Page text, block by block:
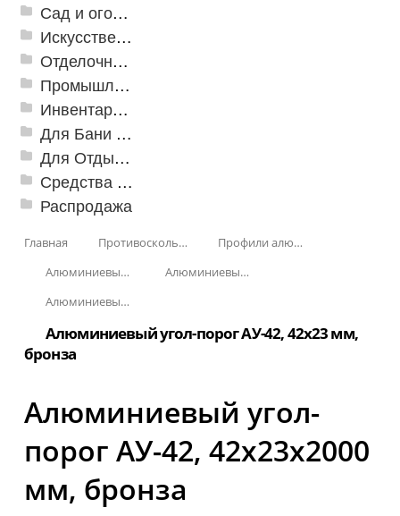
Сад и огород
Искусственная трава
Отделочные профили
Промышленный текстиль
Инвентарь для клининга
Для Бани и Сауны
Для Отдыха и Пикника
Средства от насекомых и садовых вредителей
Распродажа
Главная Противоскользящая защита для лестниц, профили, ленты
Профили алюминиевые с резиновой вставкой
Алюминиевый угол-порог с резиновой вставкой
Алюминиевый угол-порог АУ-42, 42x23 мм
Алюминиевый угол-порог АУ-42, 42x23 мм, Анодированные
Алюминиевый угол-порог АУ-42, 42x23 мм,
бронза
Алюминиевый угол-
порог АУ-42, 42x23x2000
мм, бронза